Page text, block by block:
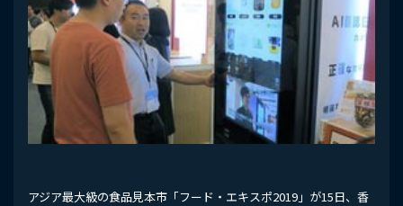
アジア最大級の食品見本市「フード・エキスポ2019」が15日、香